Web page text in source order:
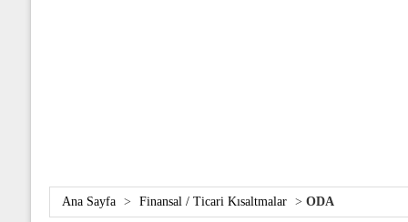
Ana Sayfa > Finansal / Ticari Kısaltmalar > ODA